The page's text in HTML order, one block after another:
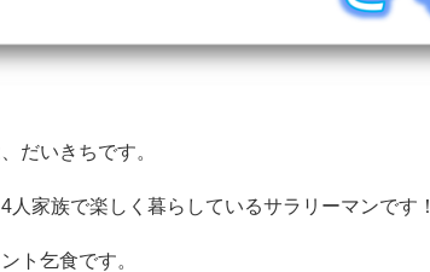
だいきちです。
人家族で楽しく暮らしているサラリーマンです！
ト乞食です。